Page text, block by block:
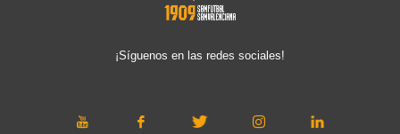
¡Síguenos en las redes sociales!